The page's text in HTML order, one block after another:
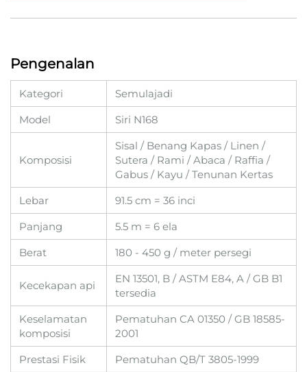
Pengenalan
Kategori
Semulajadi
Model
Siri N168
Komposisi
Sisal / Benang Kapas / Linen /
Sutera / Rami / Abaca / Raffia /
Gabus / Kayu / Tenunan Kertas
Lebar
91.5 cm = 36 inci
Panjang
5.5 m = 6 ela
Berat
180 - 450 g / meter persegi
Kecekapan api
EN 13501, B / ASTM E84, A / GB B1
tersedia
Keselamatan
komposisi
Pematuhan CA 01350 / GB 18585-
2001
Prestasi Fisik
Pematuhan QB/T 3805-1999